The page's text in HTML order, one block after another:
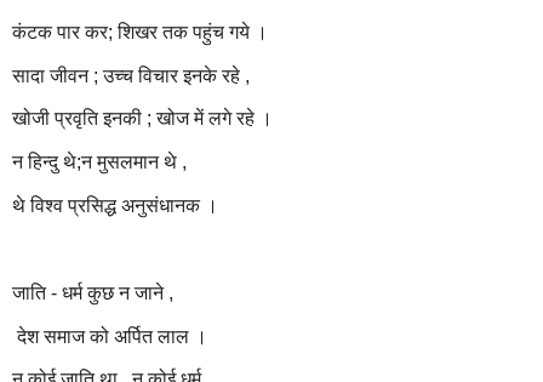
कंटक पार कर; शिखर तक पहुंच गये ।
सादा जीवन ; उच्च विचार इनके रहे ,
खोजी प्रवृति इनकी ; खोज में लगे रहे ।
न हिन्दु थे;न मुसलमान थे ,
थे विश्व प्रसिद्ध अनुसंधानक ।
जाति - धर्म कुछ न जाने ,
देश समाज को अर्पित लाल ।